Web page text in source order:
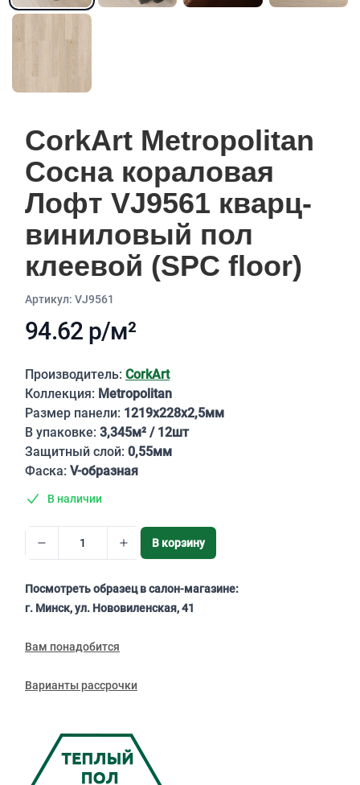
CorkArt Metropolitan
Сосна кораловая
Лофт VJ9561 кварц-
виниловый пол
клеевой (SPC floor)
Aртикул: VJ9561
94.62 р/м²
Описание
Производитель: CorkArt
Коллекция: Metropolitan
Размер панели: 1219х228х2,5мм
В упаковке: 3,345м² / 12шт
Защитный слой: 0,55мм
Фаска: V-образная
В наличии
В корзину
Посмотреть образец в салон-магазине:
г. Минск, ул. Нововиленская, 41
Вам понадобится
Варианты рассрочки